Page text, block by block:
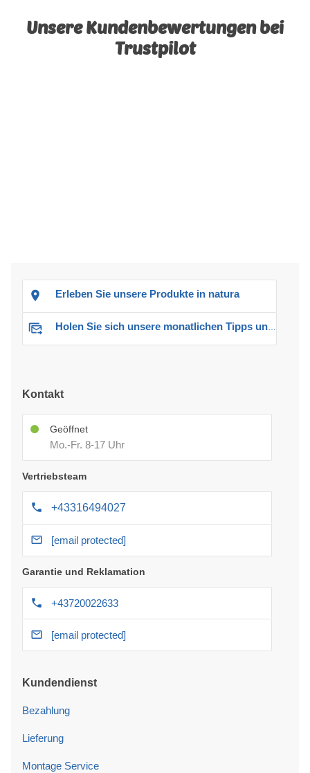
Unsere Kundenbewertungen bei
Trustpilot
Erleben Sie unsere Produkte in natura
Holen Sie sich unsere monatlichen Tipps und Angebote
Kontakt
Geöffnet
Mo.-Fr. 8-17 Uhr
Vertriebsteam
+43316494027
[email protected]
Garantie und Reklamation
+43720022633
[email protected]
Kundendienst
Bezahlung
Lieferung
Montage Service